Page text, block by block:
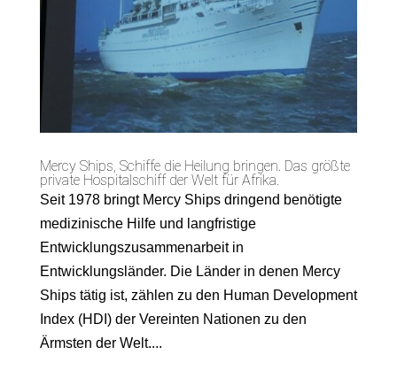
Mercy Ships, Schiffe die Heilung bringen. Das größte
private Hospitalschiff der Welt für Afrika.
Seit 1978 bringt Mercy Ships dringend benötigte
medizinische Hilfe und langfristige
Entwicklungszusammenarbeit in
Entwicklungsländer. Die Länder in denen Mercy
Ships tätig ist, zählen zu den Human Development
Index (HDI) der Vereinten Nationen zu den
Ärmsten der Welt....